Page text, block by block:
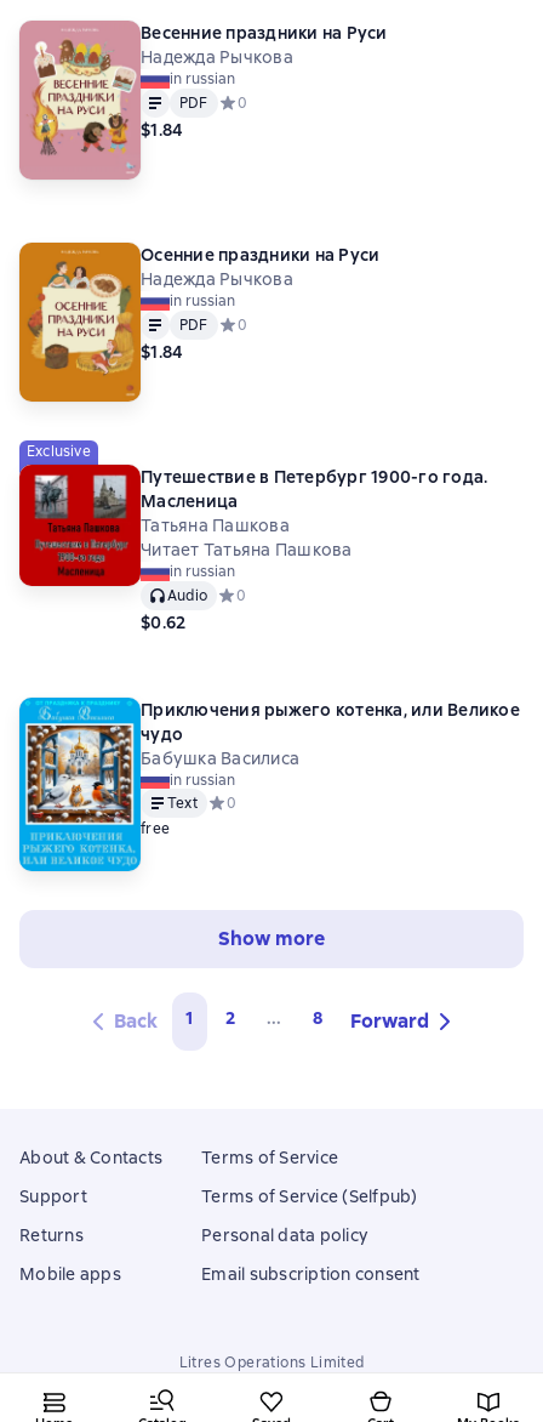
Весенние праздники на Руси
Надежда Рычкова
in russian
Text
PDF
PDF Средний рейтинг 0 на основе 0 оценок
0
$1.84
Осенние праздники на Руси
Надежда Рычкова
in russian
Text
PDF
PDF Средний рейтинг 0 на основе 0 оценок
0
$1.84
Exclusive
Путешествие в Петербург 1900-го года.
Масленица
Татьяна Пашкова
Читает Татьяна Пашкова
in russian
Audio
Средний рейтинг 0 на основе 0 оценок
0
$0.62
Приключения рыжего котенка, или Великое
чудо
Бабушка Василиса
in russian
Text
Средний рейтинг 0 на основе 0 оценок
0
free
Show more
Back 1 2 ... 8 Forward
About & Contacts
Support
Returns
Mobile apps
Terms of Service
Terms of Service (Selfpub)
Personal data policy
Email subscription consent
Litres Operations Limited